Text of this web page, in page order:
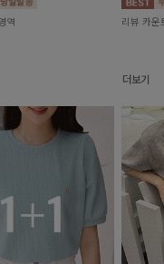
역 리뷰 카운
더보기